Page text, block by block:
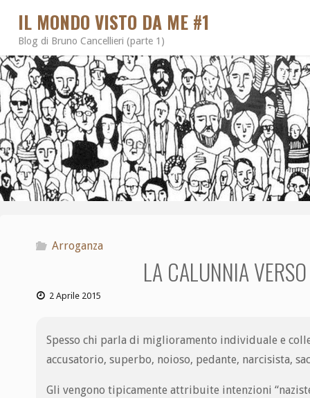
IL MONDO VISTO DA ME #1
Blog di Bruno Cancellieri (parte 1)
Arroganza
LA CALUNNIA
2 Aprile 2015
Spesso chi parla di miglioramento individuale e
accusatorio, superbo, noioso, pedante, narcisista,
Gli vengono tipicamente attribuite intenzioni